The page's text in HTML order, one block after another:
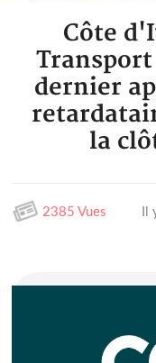
Côte
dernier
la
2385 Vues Il